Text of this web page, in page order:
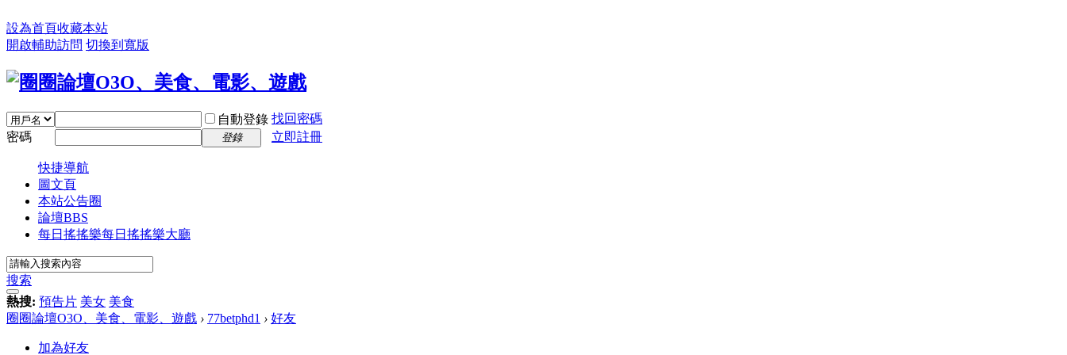
設為首頁收藏本站
開啟輔助訪問 切換到寬版
自動登錄 找回密碼
密碼
登錄 立即註冊
快捷導航
圖文頁
本站公告圈
論壇BBS
每日搖搖樂每日搖搖樂大廳
搜索
熱搜: 預告片 美女 美食
圈圈論壇O3O、美食、電影、遊戲 › 77betphd1 › 好友
加為好友